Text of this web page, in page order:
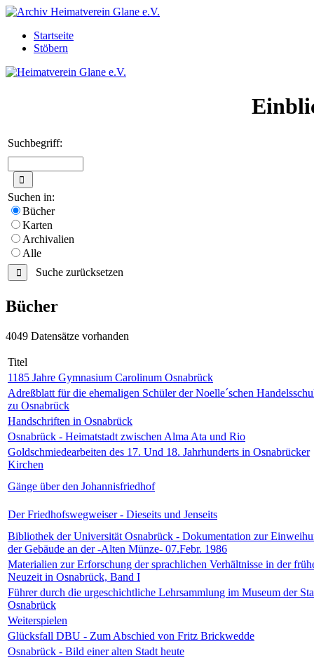
Startseite
Stöbern
Suchbegriff:
Suchen in:
Bücher
Karten
Archivalien
Alle
Suche zurücksetzen
Bücher
4049 Datensätze vorhanden
Titel
1185 Jahre Gymnasium Carolinum Osnabrück
Adreßblatt für die ehemaligen Schüler der Noelle´schen
zu Osnabrück
Handschriften in Osnabrück
Osnabrück - Heimatstadt zwischen Alma Ata und Rio
Goldschmiedearbeiten des 17. Und 18. Jahrhunderts in Osnabrücker
Kirchen
Gänge über den Johannisfriedhof
Der Friedhofswegweiser - Dieseits und Jenseits
Bibliothek der Universität Osnabrück - Dokumentation zur
der Gebäude an der -Alten Münze- 07.Febr. 1986
Materialien zur Erforschung der sprachlichen Verhältnisse in der
Neuzeit in Osnabrück, Band I
Führer durch die urgeschichtliche Lehrsammlung im Museum der
Osnabrück
Weiterspielen
Glücksfall DBU - Zum Abschied von Fritz Brickwedde
Osnabrück - Bild einer alten Stadt heute